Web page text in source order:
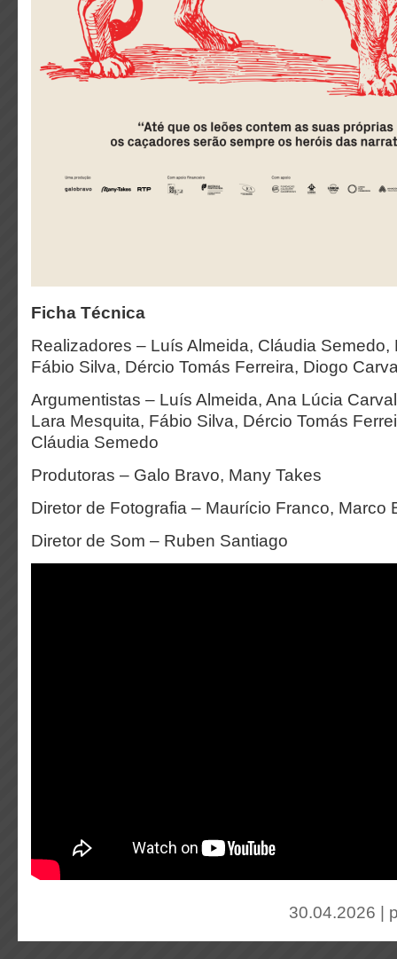
Ficha Técnica
Realizadores – Luís Almeida, Cláudia Semedo,
Fábio Silva, Dércio Tomás Ferreira, Diogo
Argumentistas – Luís Almeida, Ana Lúcia
Lara Mesquita, Fábio Silva, Dércio Tomás
Cláudia Semedo
Produtoras – Galo Bravo, Many Takes
Diretor de Fotografia – Maurício Franco, Marco
Diretor de Som – Ruben Santiago
30.04.2026 |